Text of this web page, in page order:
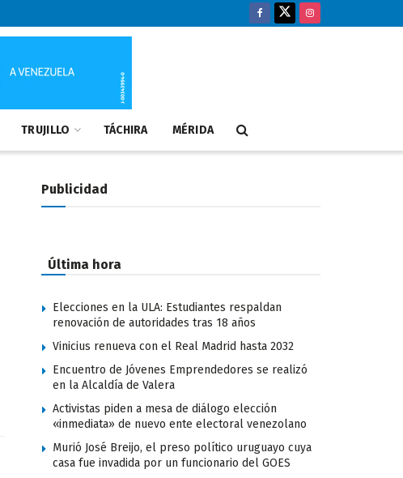
TRUJILLO TÁCHIRA MÉRIDA
Publicidad
Última hora
Elecciones en la ULA: Estudiantes respaldan
renovación de autoridades tras 18 años
Vinicius renueva con el Real Madrid hasta 2032
Encuentro de Jóvenes Emprendedores se realizó
en la Alcaldía de Valera
Activistas piden a mesa de diálogo elección
«inmediata» de nuevo ente electoral venezolano
Murió José Breijo, el preso político uruguayo cuya
casa fue invadida por un funcionario del GOES